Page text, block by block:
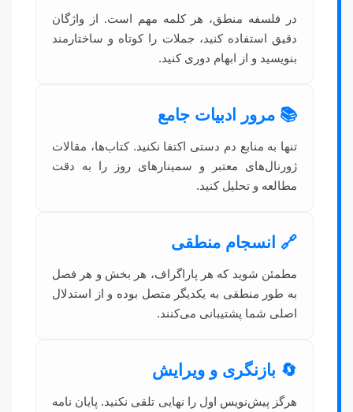
در فلسفه منطق، هر کلمه مهم است. از واژگان
دقیق استفاده کنید، جملات را کوتاه و ساختارمند
بنویسید و از ابهام دوری کنید.
📚 مرور ادبیات جامع
تنها به منابع دم دستی اکتفا نکنید. کتاب‌ها، مقالات
ژورنال‌های معتبر و سمینارهای روز را به دقت
مطالعه و تحلیل کنید.
🔗 انسجام منطقی
مطمئن شوید که هر پاراگراف، هر بخش و هر فصل
به طور منطقی به یکدیگر متصل بوده و از استدلال
اصلی شما پشتیبانی می‌کنند.
🔄 بازنگری و ویرایش
هرگز پیش‌نویس اول را نهایی تلقی نکنید. پایان نامه